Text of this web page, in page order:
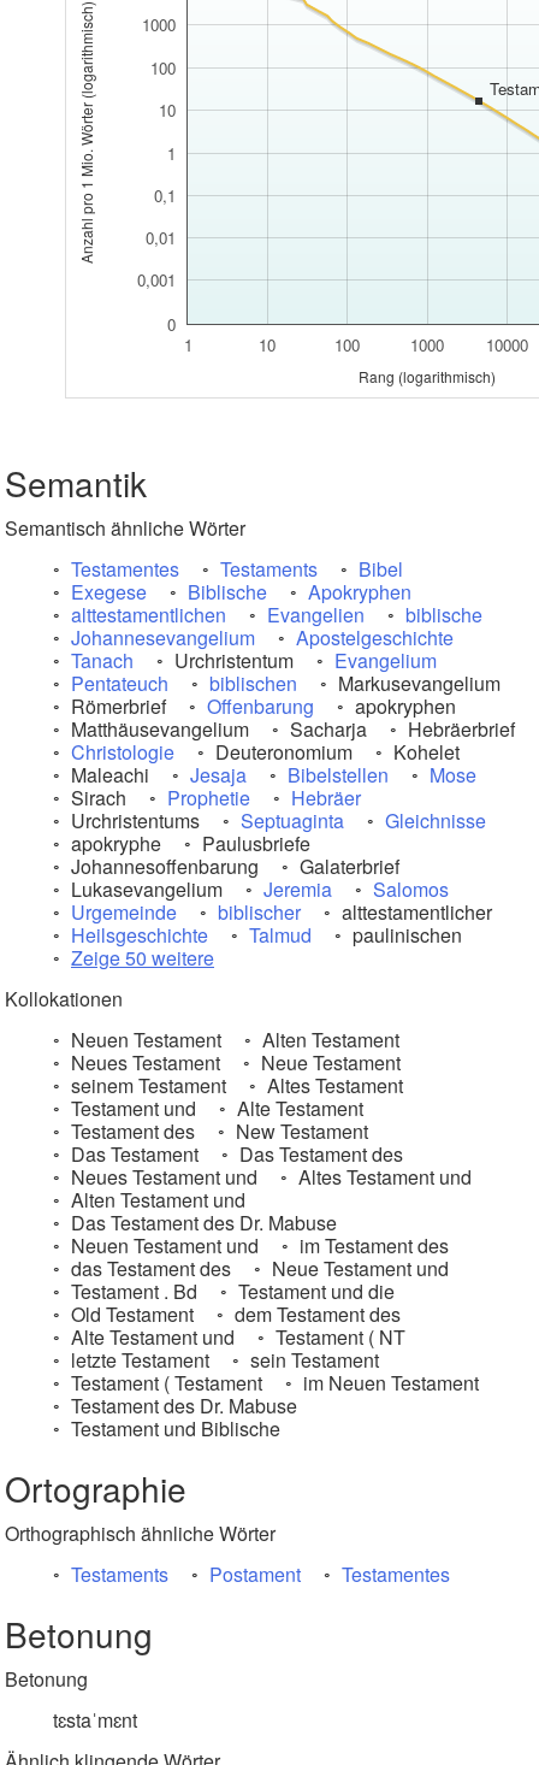
1 10 100 1000 10000
0
1
10
100
1000
0,001
0,01
0,1
Rang (logarithmisch)
Anzahl pro 1 Mio. Wörter (logarithmisch)
Semantik
Semantisch ähnliche Wörter
Testamentes
Testaments
Bibel
Exegese
Biblische
Apokryphen
alttestamentlichen
Evangelien
biblische
Johannesevangelium
Apostelgeschichte
Tanach
Urchristentum
Evangelium
Pentateuch
biblischen
Markusevangelium
Römerbrief
Offenbarung
apokryphen
Matthäusevangelium
Sacharja
Hebräerbrief
Christologie
Deuteronomium
Kohelet
Maleachi
Jesaja Bibelstellen
Mose
Sirach
Prophetie
Hebräer
Urchristentums
Septuaginta
Gleichnisse
apokryphe
Paulusbriefe
Johannesoffenbarung
Galaterbrief
Lukasevangelium
Jeremia
Salomos
Urgemeinde
biblischer
alttestamentlicher
Heilsgeschichte
Talmud
paulinischen
Zeige 50 weitere
Kollokationen
Neuen Testament
Alten Testament
Neues Testament
Neue Testament
seinem Testament
Altes Testament
Testament und
Alte Testament
Testament des
New Testament
Das Testament
Das Testament des
Neues Testament und
Altes Testament und
Alten Testament und
Das Testament des Dr. Mabuse
Neuen Testament und
im Testament des
das Testament des
Neue Testament und
Testament . Bd
Testament und die
Old Testament
dem Testament des
Alte Testament und
Testament ( NT
letzte Testament
sein Testament
Testament ( Testament
im Neuen Testament
Testament des Dr. Mabuse
Testament und Biblische
Ortographie
Orthographisch ähnliche Wörter
Testaments
Postament Testamentes
Betonung
Betonung
tɛstaˈmɛnt